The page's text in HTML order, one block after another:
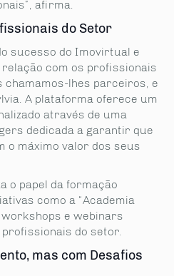
afirma.
do Setor
sucesso do Imovirtual e
com os profissionais
chamamos-lhes parceiros, e
A plataforma oferece um
através de uma
dedicada a garantir que
o máximo valor dos seus
o papel da formação
como a “Academia
e webinars
do setor.
mas com Desafios